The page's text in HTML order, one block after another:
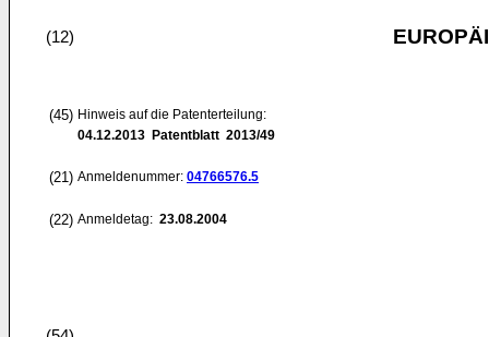
(12)
(45) Hinweis auf die Patenterteilung:
04.12.2013 Patentblatt 2013/49
(21) Anmeldenummer: 04766576.5
(22) Anmeldetag: 23.08.2004